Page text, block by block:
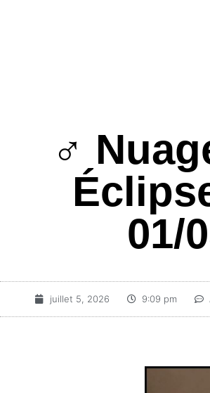
♂️
01/
juillet 5, 2026 9:09 pm